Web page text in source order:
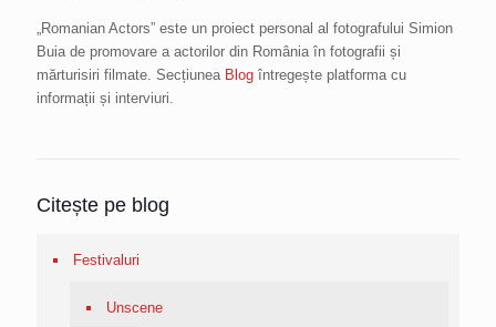
„Romanian Actors” este un proiect personal al fotografului Simion
Buia de promovare a actorilor din România în fotografii și
mărturisiri filmate. Secțiunea Blog întregește platforma cu
informații și interviuri.
Citește pe blog
Festivaluri
Unscene